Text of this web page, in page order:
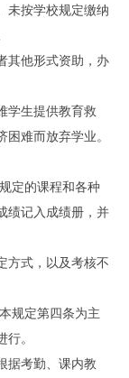
未按学校规定缴纳
他形式资助，办
生提供教育救
难而放弃学业。
定的课程和各种
绩记入成绩册，并
式，以及考核不
规定第四条为主
。
考勤、课内教